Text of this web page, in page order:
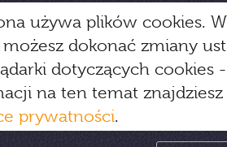
używa plików cookies.
dokonać zmiany
dotyczących cookies
na ten temat
prywatności.